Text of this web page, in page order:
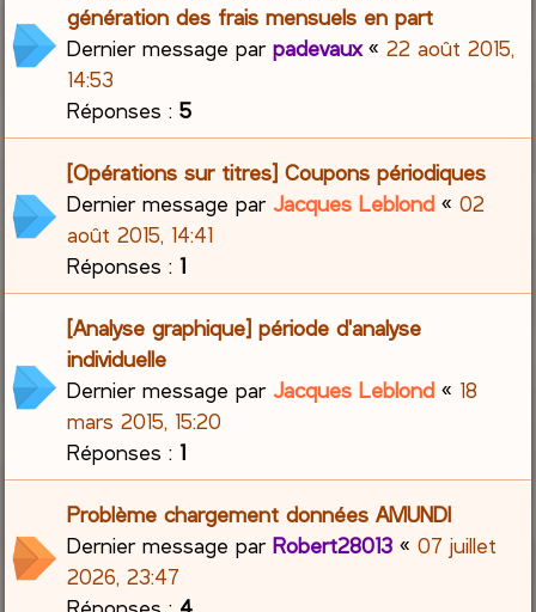
génération des frais mensuels en part
Dernier message parpadevaux«22 août 2015,
14:53
Réponses :5
[Opérations sur titres] Coupons périodiques
Dernier message parJacques Leblond «02
août 2015, 14:41
Réponses :1
[Analyse graphique] période d'analyse
individuelle
Dernier message parJacques Leblond « 18
mars 2015, 15:20
Réponses :1
Problème chargement données AMUNDI
Dernier message parRobert28013 «07 juillet
2026, 23:47